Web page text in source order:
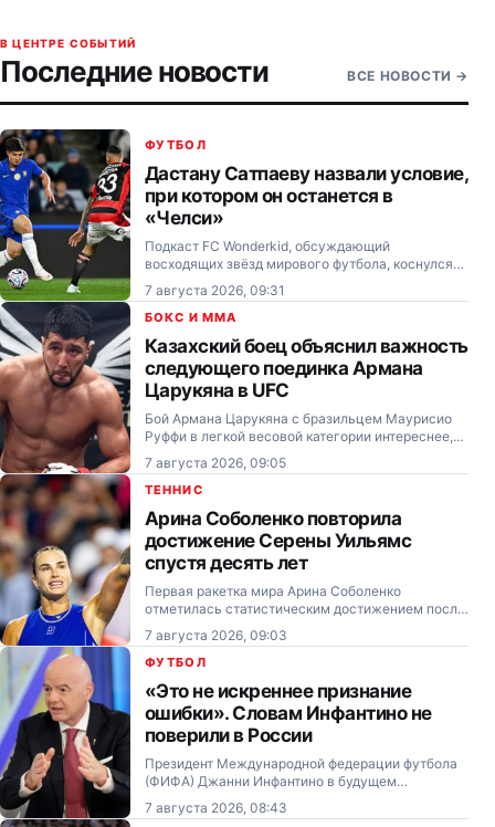
В ЦЕНТРЕ СОБЫТИЙ
Последние новости ВСЕ НОВОСТИ →
ФУТБОЛ
Дастану Сатпаеву назвали условие,
при котором он останется в
«Челси»
Подкаст FC Wonderkid, обсуждающий
восходящих звёзд мирового футбола, коснулся
темы перспектив нападающего из Казахстана
Дастана Сатпаева в лондонском «Челси».
7 августа 2026, 09:31
БОКС И MMA
Казахский боец объяснил важность
следующего поединка Армана
Царукяна в UFC
Бой Армана Царукяна с бразильцем Маурисио
Руффи в легкой весовой категории интереснее,
чем встреча россиянина с другим
представителем Бразилии Чарльзом Оливейрой,
заявил казахский боец RCC Ильяс Хамзин.
7 августа 2026, 09:05
ТЕННИС
Арина Соболенко повторила
достижение Серены Уильямс
спустя десять лет
Первая ракетка мира Арина Соболенко
отметилась статистическим достижением после
выхода в четвёртый круг турнира WTA 1000 в
Торонто (Канада).
7 августа 2026, 09:03
ФУТБОЛ
«Это не искреннее признание
ошибки». Словам Инфантино не
поверили в России
Президент Международной федерации футбола
(ФИФА) Джанни Инфантино в будущем
обязательно вернется к проекту продажи прав
на чемпионат мира, заявил почетный президент
7 августа 2026, 08:43